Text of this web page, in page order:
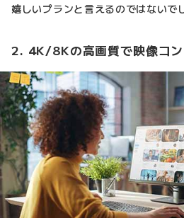
嬉しいプランと言えるのではないで
2. 4K/8Kの高画質で映像コン